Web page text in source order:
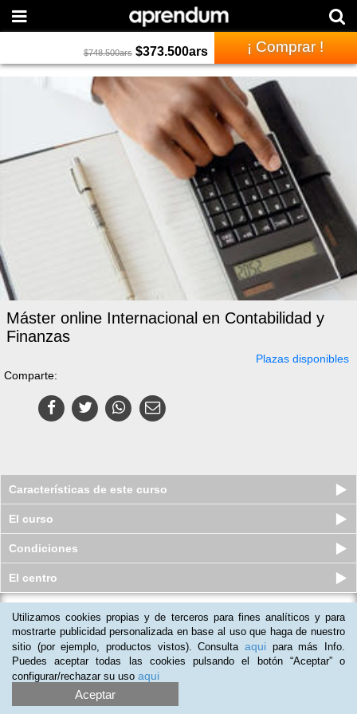
$748.500ars $373.500ars ¡ Comprar !
Máster online Internacional en Contabilidad y
Finanzas
Plazas disponibles
Comparte:
Características de este curso
El curso
Condiciones
El centro
Curso a distancia (Online) de
Contabilidad de Costes
Plazas disponibles
$148.500ars $118.500ars
Utilizamos cookies propias y de terceros para fines analíticos y para
mostrarte publicidad personalizada en base al uso que haga de nuestro
sitio (por ejemplo, productos vistos). Consulta aqui para más Info.
Puedes aceptar todas las cookies pulsando el botón “Aceptar” o
configurar/rechazar su uso aqui
Aceptar